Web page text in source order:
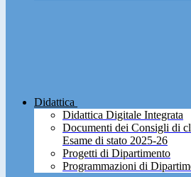
Didattica
Didattica Digitale Integrata
Documenti dei Consigli di
Esame di stato 2025-26
Progetti di Dipartimento
Programmazioni di